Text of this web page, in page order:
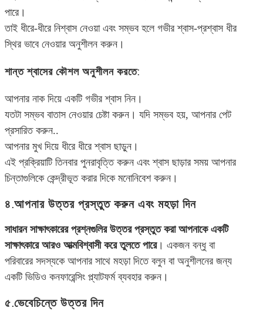
পারে।
তাই ধীরে-ধীরে নিশ্বাস নেওয়া এবং সম্ভব হলে গভীর শ্বাস-প্রশ্বাস ধীর
স্থির ভাবে নেওয়ার অনুশীলন করুন।
শান্ত শ্বাসের কৌশল অনুশীলন করতে:
আপনার নাক দিয়ে একটি গভীর শ্বাস নিন।
যতটা সম্ভব বাতাস নেওয়ার চেষ্টা করুন। যদি সম্ভব হয়, আপনার পেট
প্রসারিত করুন..
আপনার মুখ দিয়ে ধীরে ধীরে শ্বাস ছাড়ুন।
এই প্রক্রিয়াটি তিনবার পুনরাবৃত্তি করুন এবং শ্বাস ছাড়ার সময় আপনার
চিন্তাগুলিকে কেন্দ্রীভূত করার দিকে মনোনিবেশ করুন।
৪.আপনার উত্তর প্রস্তুত করুন এবং মহড়া দিন
সাধারন সাক্ষাৎকারের প্রশ্নগুলির উত্তর প্রস্তুত করা আপনাকে একটি
সাক্ষাৎকারে আরও আত্মবিশ্বাসী করে তুলতে পারে। একজন বন্ধু বা
পরিবারের সদস্যকে আপনার সাথে মহড়া দিতে বলুন বা অনুশীলনের জন্য
একটি ভিডিও কনফারেন্সিং প্ল্যাটফর্ম ব্যবহার করুন।
৫.ভেবেচিন্তে উত্তর দিন